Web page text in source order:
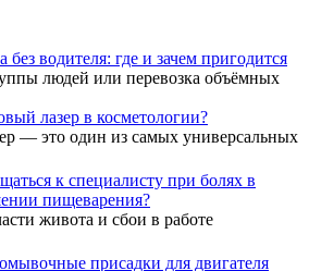
водителя: где и зачем пригодится
людей или перевозка объёмных
лазер в косметологии?
— это один из самых универсальных
к специалисту при болях в
пищеварения?
живота и сбои в работе
присадки для двигателя